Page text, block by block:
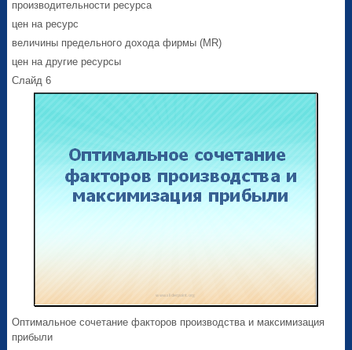
производительности ресурса
цен на ресурс
величины предельного дохода фирмы (MR)
цен на другие ресурсы
Слайд 6
Оптимальное сочетание факторов производства и максимизация
прибыли